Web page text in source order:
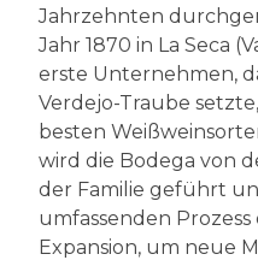
Jahrzehnten
Jahr 1870 in La Seca
erste Unternehmen,
Verdejo-Traube
besten
wird die Bodega von
der Familie geführt
umfassenden
Expansion, um neue